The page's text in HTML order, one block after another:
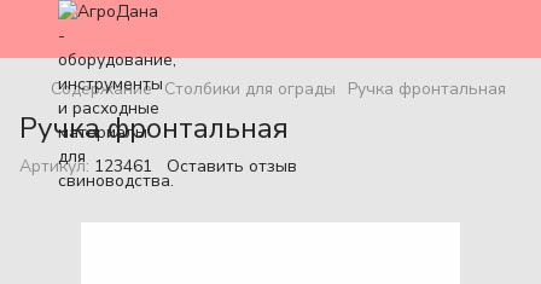
Содержание Столбики для ограды Ручка фронтальная
Ручка фронтальная
Артикул: 123461 Оставить отзыв